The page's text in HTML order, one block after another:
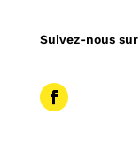
Suivez-nous sur